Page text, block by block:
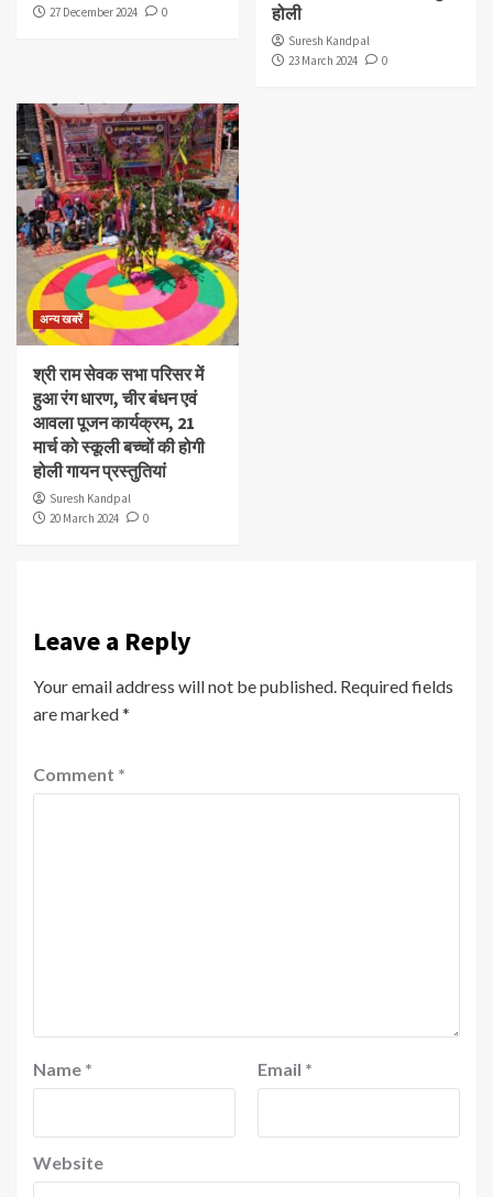
27 December 2024 0 होली
Suresh Kandpal
23 March 2024
0
अन्य खबरें
श्री राम सेवक सभा परिसर में
हुआ रंग धारण, चीर बंधन एवं
आवला पूजन कार्यक्रम, 21
मार्च को स्कूली बच्चों की होगी
होली गायन प्रस्तुतियां
Suresh Kandpal
20 March 2024
0
Leave a Reply
Your email address will not be published. Required fields
are marked*
Comment *
Name * Email *
Website